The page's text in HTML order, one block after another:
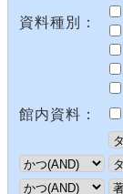
資料種別：
館内資料：